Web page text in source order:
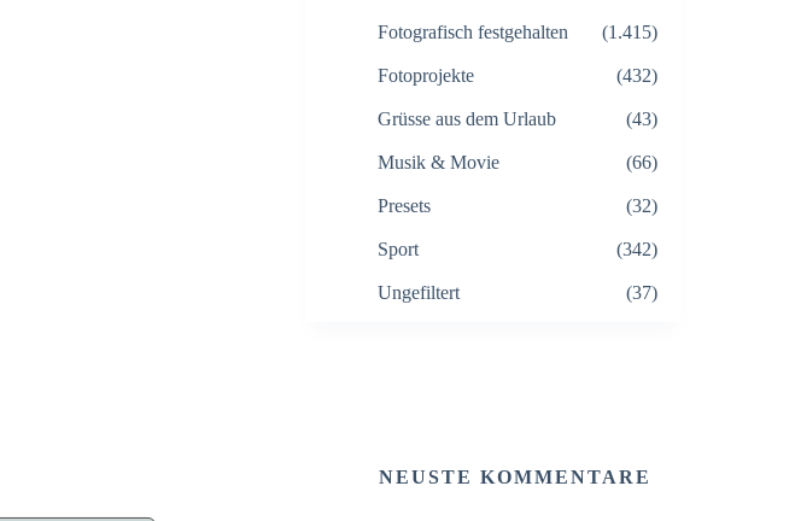
Fotografisch festgehalten (1.415)
Fotoprojekte (432)
Grüsse aus dem Urlaub (43)
Musik & Movie (66)
Presets (32)
Sport (342)
Ungefiltert (37)
NEUSTE KOMMENTARE